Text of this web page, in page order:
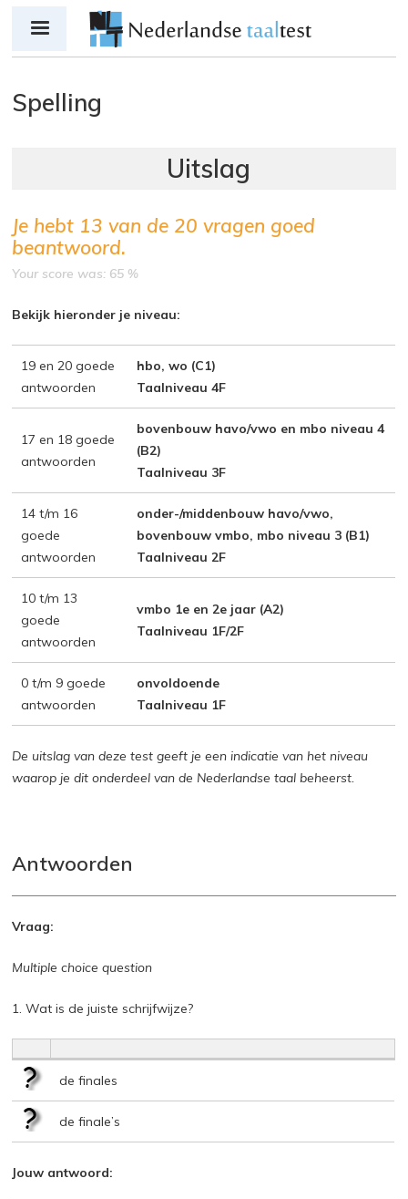
Spelling
Je hebt 13 van de 20 vragen goed
beantwoord.
Your score was: 65 %
Bekijk hieronder je niveau:
19 en 20 goede
antwoorden
hbo, wo (C1)
Taalniveau 4F
17 en 18 goede
antwoorden
bovenbouw havo/vwo en mbo niveau 4
(B2)
Taalniveau 3F
14 t/m 16
goede
antwoorden
onder-/middenbouw havo/vwo,
bovenbouw vmbo, mbo niveau 3 (B1)
Taalniveau 2F
10 t/m 13
goede
antwoorden
vmbo 1e en 2e jaar (A2)
Taalniveau 1F/2F
0 t/m 9 goede
antwoorden
onvoldoende
Taalniveau 1F
De uitslag van deze test geeft je een indicatie van het niveau
waarop je dit onderdeel van de Nederlandse taal beheerst.
Antwoorden
Vraag:
Multiple choice question
1. Wat is de juiste schrijfwijze?
de finales
de finale’s
Jouw antwoord: